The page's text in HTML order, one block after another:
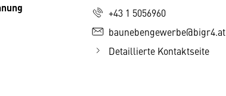
+43 1 5056960
baunebengewerbe@bigr4.at
Detaillierte Kontaktseite